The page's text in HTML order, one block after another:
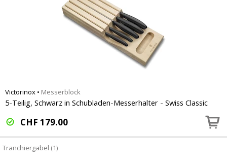
Victorinox • Messerblock
5-Teilig, Schwarz in Schubladen-Messerhalter - Swiss Classic
CHF 179.00
Tranchiergabel (1)